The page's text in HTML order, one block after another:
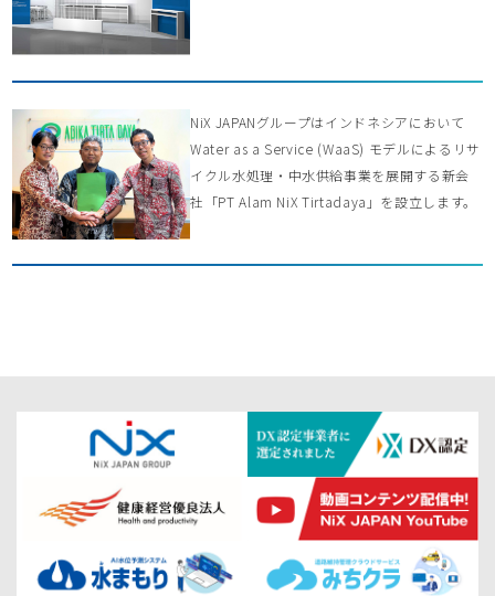
NiX JAPANグループはインドネシアにおいて
Water as a Service (WaaS) モデルによるリサ
イクル水処理・中水供給事業を展開する新会
社「PT Alam NiX Tirtadaya」を設立します。